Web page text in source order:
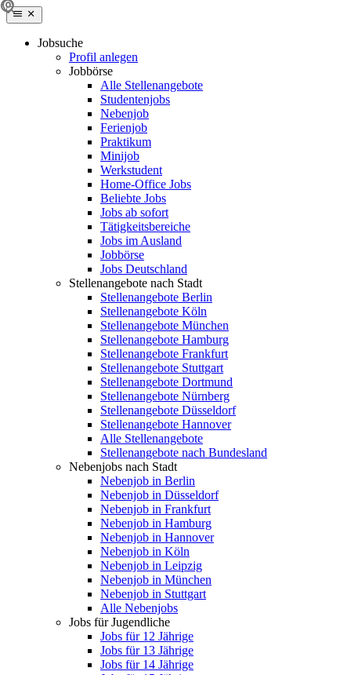
Jobsuche
Profil anlegen
Jobbörse
Alle Stellenangebote
Studentenjobs
Nebenjob
Ferienjob
Praktikum
Minijob
Werkstudent
Home-Office Jobs
Beliebte Jobs
Jobs ab sofort
Tätigkeitsbereiche
Jobs im Ausland
Jobbörse
Jobs Deutschland
Stellenangebote nach Stadt
Stellenangebote Berlin
Stellenangebote Köln
Stellenangebote München
Stellenangebote Hamburg
Stellenangebote Frankfurt
Stellenangebote Stuttgart
Stellenangebote Dortmund
Stellenangebote Nürnberg
Stellenangebote Düsseldorf
Stellenangebote Hannover
Alle Stellenangebote
Stellenangebote nach Bundesland
Nebenjobs nach Stadt
Nebenjob in Berlin
Nebenjob in Düsseldorf
Nebenjob in Frankfurt
Nebenjob in Hamburg
Nebenjob in Hannover
Nebenjob in Köln
Nebenjob in Leipzig
Nebenjob in München
Nebenjob in Stuttgart
Alle Nebenjobs
Jobs für Jugendliche
Jobs für 12 Jährige
Jobs für 13 Jährige
Jobs für 14 Jährige